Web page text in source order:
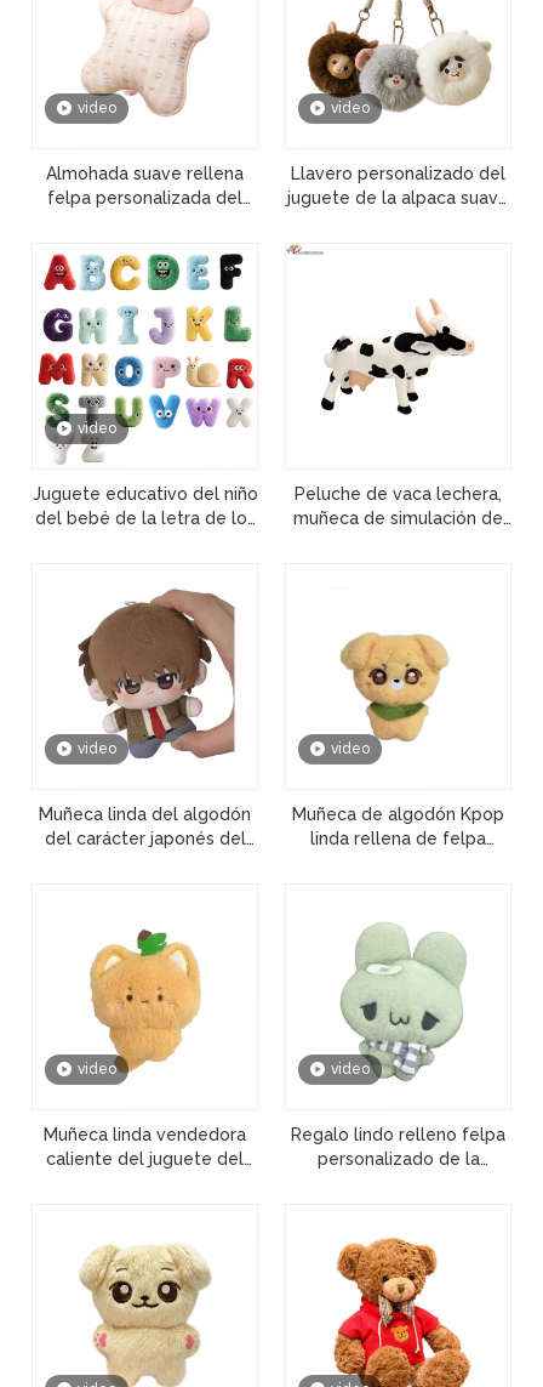
video
Almohada suave rellena
felpa personalizada del
del bebé
video
Llavero personalizado del
juguete de la alpaca suave
video
Juguete educativo del niño
del bebé de la letra de los
Peluche de vaca lechera,
muñeca de simulación de
video
Muñeca linda del algodón
del carácter japonés del
video
Muñeca de algodón Kpop
linda rellena de felpa
video
Muñeca linda vendedora
caliente del juguete del
video
Regalo lindo relleno felpa
personalizado de la